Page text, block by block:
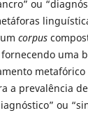
ou
corpus
uma
a prevalência
ou